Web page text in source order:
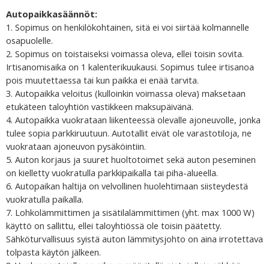
Autopaikkasäännöt:
1. Sopimus on henkilökohtainen, sitä ei voi siirtää kolmannelle
osapuolelle.
2. Sopimus on toistaiseksi voimassa oleva, ellei toisin sovita.
Irtisanomisaika on 1 kalenterikuukausi. Sopimus tulee irtisanoa
pois muutettaessa tai kun paikka ei enää tarvita.
3. Autopaikka veloitus (kulloinkin voimassa oleva) maksetaan
etukäteen taloyhtiön vastikkeen maksupäivänä.
4. Autopaikka vuokrataan liikenteessä olevalle ajoneuvolle, jonka
tulee sopia parkkiruutuun. Autotallit eivät ole varastotiloja, ne
vuokrataan ajoneuvon pysäköintiin.
5. Auton korjaus ja suuret huoltotoimet sekä auton peseminen
on kielletty vuokratulla parkkipaikalla tai piha-alueella.
6. Autopaikan haltija on velvollinen huolehtimaan siisteydestä
vuokratulla paikalla.
7. Lohkolämmittimen ja sisätilalämmittimen (yht. max 1000 W)
käyttö on sallittu, ellei taloyhtiössä ole toisin päätetty.
Sähköturvallisuus syistä auton lämmitysjohto on aina irrotettava
tolpasta käytön jälkeen.